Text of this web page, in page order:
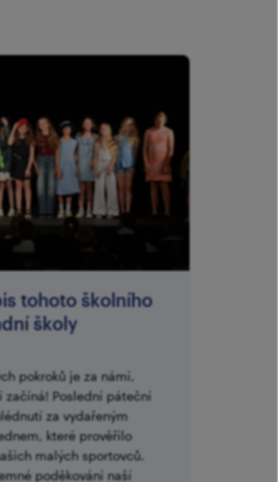
tohoto školního
školy
pokroků je za námi,
začíná! Poslední páteční
za vydařeným
které prověřilo
malých sportovců.
poděkování naší